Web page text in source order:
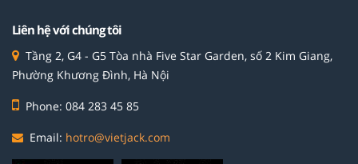
Liên hệ với chúng tôi
Tầng 2, G4 - G5 Tòa nhà Five Star Garden, số 2 Kim Giang,
Phường Khương Đình, Hà Nội
Phone: 084 283 45 85
Email: hotro@vietjack.com